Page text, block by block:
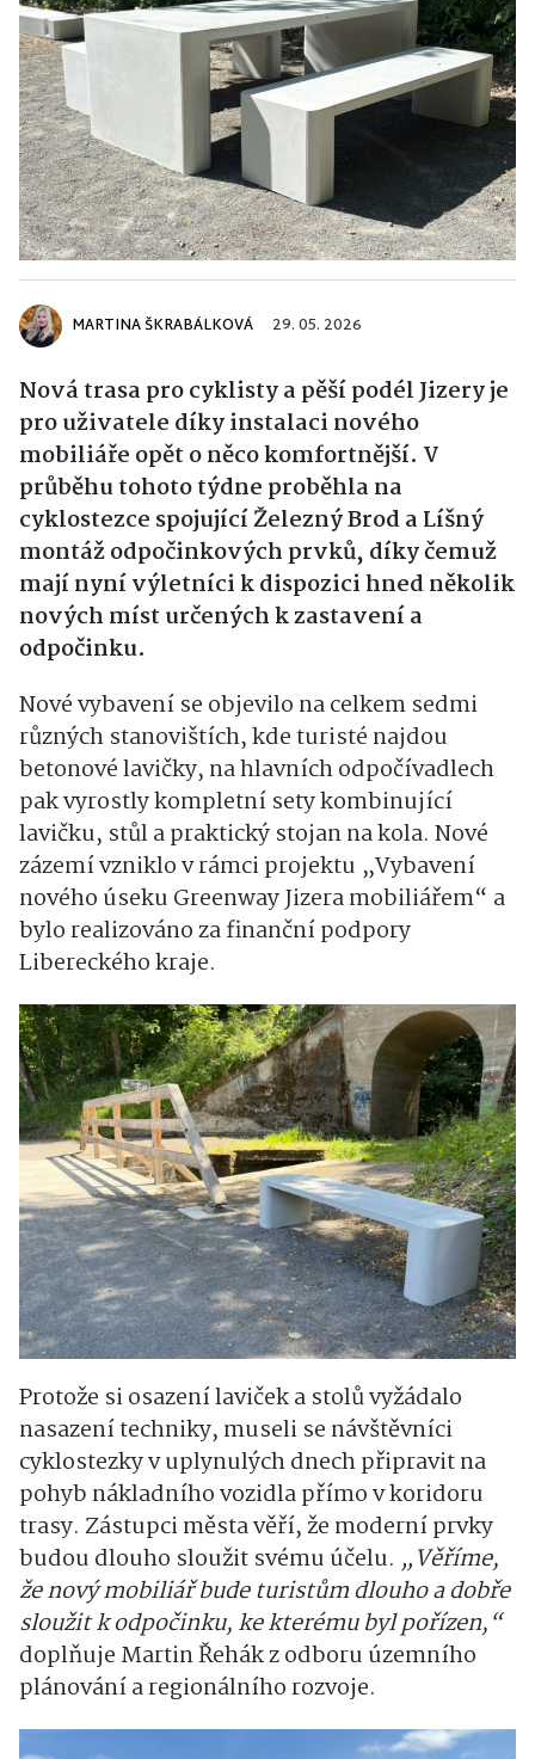
MARTINA ŠKRABÁLKOVÁ 29. 05. 2026
Nová trasa pro cyklisty a pěší podél Jizery je
pro uživatele díky instalaci nového
mobiliáře opět o něco komfortnější. V
průběhu tohoto týdne proběhla na
cyklostezce spojující Železný Brod a Líšný
montáž odpočinkových prvků, díky čemuž
mají nyní výletníci k dispozici hned několik
nových míst určených k zastavení a
odpočinku.
Nové vybavení se objevilo na celkem sedmi
různých stanovištích, kde turisté najdou
betonové lavičky, na hlavních odpočívadlech
pak vyrostly kompletní sety kombinující
lavičku, stůl a praktický stojan na kola. Nové
zázemí vzniklo v rámci projektu „Vybavení
nového úseku Greenway Jizera mobiliářem“ a
bylo realizováno za finanční podpory
Libereckého kraje.
Protože si osazení laviček a stolů vyžádalo
nasazení techniky, museli se návštěvníci
cyklostezky v uplynulých dnech připravit na
pohyb nákladního vozidla přímo v koridoru
trasy. Zástupci města věří, že moderní prvky
budou dlouho sloužit svému účelu. „Věříme,
že nový mobiliář bude turistům dlouho a dobře
sloužit k odpočinku, ke kterému byl pořízen,“
doplňuje Martin Řehák z odboru územního
plánování a regionálního rozvoje.